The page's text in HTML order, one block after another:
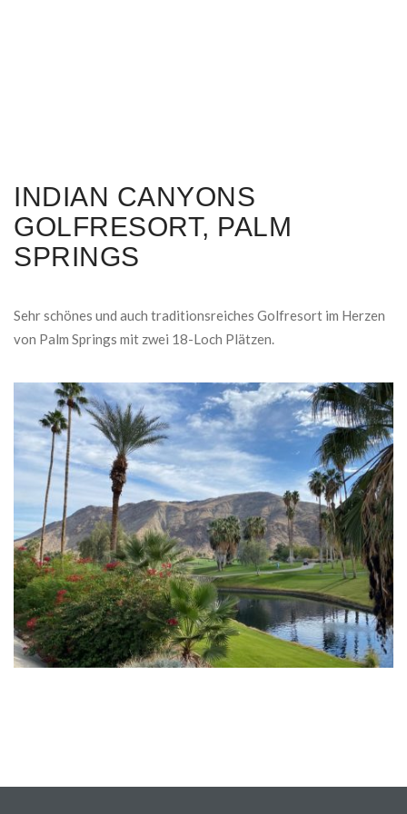
INDIAN CANYONS
GOLFRESORT, PALM
SPRINGS
Sehr schönes und auch traditionsreiches Golfresort im Herzen
von Palm Springs mit zwei 18-Loch Plätzen.